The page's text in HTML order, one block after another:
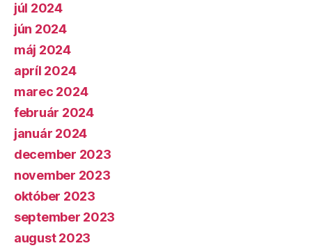
júl 2024
jún 2024
máj 2024
apríl 2024
marec 2024
február 2024
január 2024
december 2023
november 2023
október 2023
september 2023
august 2023